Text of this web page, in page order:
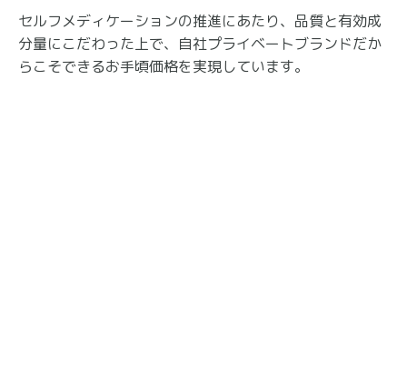
セルフメディケーションの推進にあたり、品質と有効成
分量にこだわった上で、自社プライベートブランドだか
らこそできるお手頃価格を実現しています。